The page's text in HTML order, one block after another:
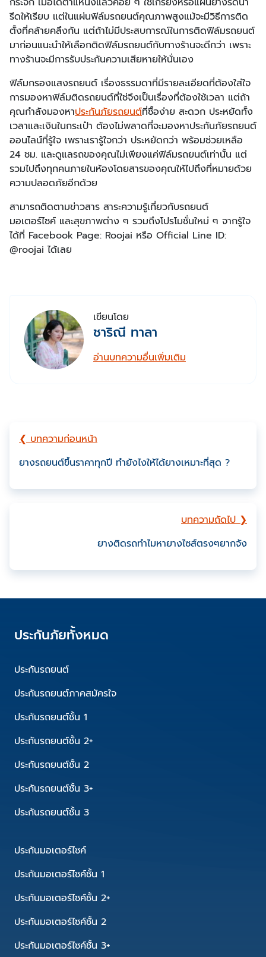
รีดให้เรียบ แต่ในแผ่นฟิล์มรถยนต์คุณภาพสูงแม้จะมีวิธีการติด
ตั้งที่คล้ายคลึงกัน แต่ถ้าไม่มีประสบการณ์ในการติดฟิล์มรถยนต์
มาก่อนแนะนำให้เลือกติดฟิล์มรถยนต์กับทางร้านจะดีกว่า เพราะ
ทางร้านจะมีการรับประกันความเสียหายให้นั่นเอง
ฟิล์มกรองแสงรถยนต์ เรื่องธรรมดาที่มีรายละเอียดที่ต้องใส่ใจ
การมองหาฟิล์มติดรถยนต์ที่ใช่จึงเป็นเรื่องที่ต้องใช้เวลา แต่ถ้า
คุณกำลังมองหาประกันภัยรถยนต์ที่ซื้อง่าย สะดวก ประหยัดทั้ง
เวลาและเงินในกระเป๋า ต้องไม่พลาดที่จะมองหาประกันภัยรถยนต์
ออนไลน์ที่รู้ใจ เพราะเรารู้ใจกว่า ประหยัดกว่า พร้อมช่วยเหลือ
24 ชม. และดูแลรถของคุณไม่เพียงแค่ฟิล์มรถยนต์เท่านั้น แต่
รวมไปถึงทุกคนภายในห้องโดยสารของคุณให้ไปถึงที่หมายด้วย
ความปลอดภัยอีกด้วย
สามารถติดตามข่าวสาร สาระความรู้เกี่ยวกับรถยนต์
มอเตอร์ไซค์ และสุขภาพต่าง ๆ รวมถึงโปรโมชั่นใหม่ ๆ จากรู้ใจ
ได้ที่ Facebook Page: Roojai หรือ Official Line ID:
@roojai ได้เลย
เขียนโดย
ชาริณี ทาลา
อ่านบทความอื่นเพิ่มเติม
❮ บทความก่อนหน้า
ยางรถยนต์ขึ้นราคาทุกปี ทำยังไงให้ได้ยางเหมาะที่สุด ?
บทความถัดไป ❯
ยางติดรถทำไมหายางไซส์ตรงๆยากจัง
ประกันภัยทั้งหมด
ประกันรถยนต์
ประกันรถยนต์ภาคสมัครใจ
ประกันรถยนต์ชั้น 1
ประกันรถยนต์ชั้น 2+
ประกันรถยนต์ชั้น 2
ประกันรถยนต์ชั้น 3+
ประกันรถยนต์ชั้น 3
ประกันมอเตอร์ไซค์
ประกันมอเตอร์ไซค์ชั้น 1
ประกันมอเตอร์ไซค์ชั้น 2+
ประกันมอเตอร์ไซค์ชั้น 2
ประกันมอเตอร์ไซค์ชั้น 3+